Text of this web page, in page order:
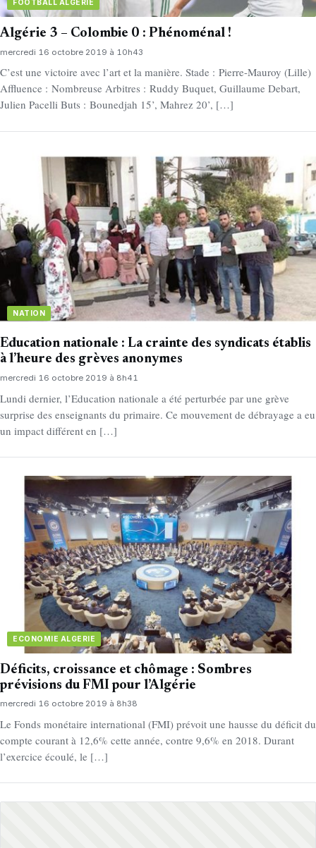
FOOTBALL ALGÉRIE
Algérie 3 – Colombie 0 : Phénoménal !
mercredi 16 octobre 2019 à 10h43
C’est une victoire avec l’art et la manière. Stade : Pierre-Mauroy (Lille)
Affluence : Nombreuse Arbitres : Ruddy Buquet, Guillaume Debart,
Julien Pacelli Buts : Bounedjah 15’, Mahrez 20’, […]
NATION
Education nationale : La crainte des syndicats établis
à l’heure des grèves anonymes
mercredi 16 octobre 2019 à 8h41
Lundi dernier, l’Education nationale a été perturbée par une grève
surprise des enseignants du primaire. Ce mouvement de débrayage a eu
un impact différent en […]
ECONOMIE ALGERIE
Déficits, croissance et chômage : Sombres
prévisions du FMI pour l’Algérie
mercredi 16 octobre 2019 à 8h38
Le Fonds monétaire international (FMI) prévoit une hausse du déficit du
compte courant à 12,6% cette année, contre 9,6% en 2018. Durant
l’exercice écoulé, le […]